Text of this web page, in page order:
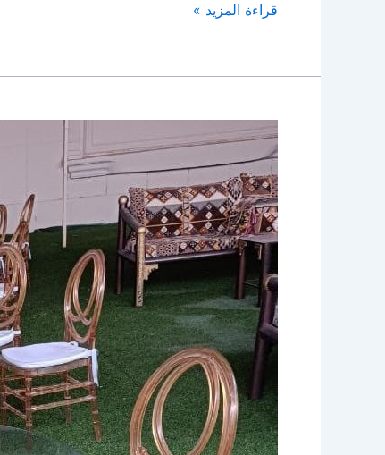
قراءة المزيد »
تأجير
كراسي
وطاولات
|
96645468|
الاخوة
للضيافة